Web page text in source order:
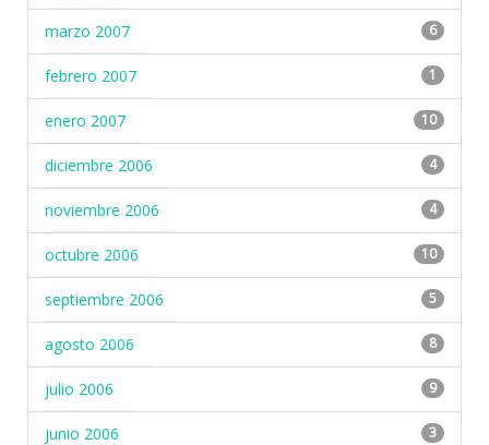
marzo 2007 6
febrero 2007 1
enero 2007 10
diciembre 2006 4
noviembre 2006 4
octubre 2006 10
septiembre 2006 5
agosto 2006 8
julio 2006 9
junio 2006 3